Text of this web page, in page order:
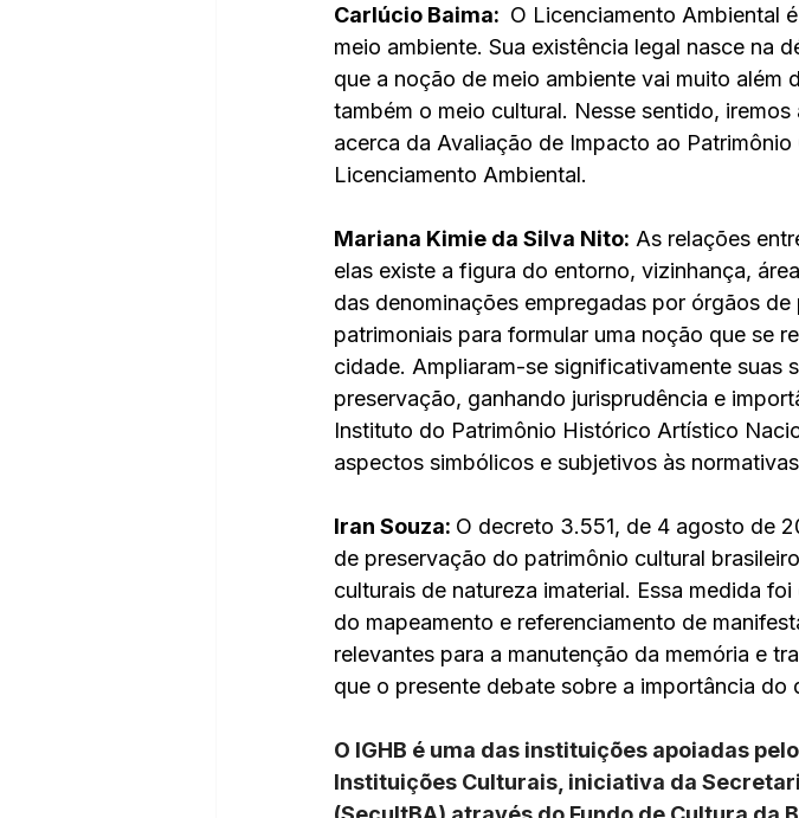
Carlúcio Baima: O Licenciamento Ambiental
meio ambiente. Sua existência legal nasce na
que a noção de meio ambiente vai muito além
também o meio cultural. Nesse sentido,
acerca da Avaliação de Impacto ao
Licenciamento Ambiental.
Mariana Kimie da Silva Nito: As relações
elas existe a figura do entorno, vizinhança,
das denominações empregadas por órgãos
patrimoniais para formular uma noção que se
cidade. Ampliaram-se significativamente suas
preservação, ganhando jurisprudência e
Instituto do Patrimônio Histórico Artístico
aspectos simbólicos e subjetivos às
Iran Souza: O decreto 3.551, de 4 agosto de
de preservação do patrimônio cultural
culturais de natureza imaterial. Essa medida
do mapeamento e referenciamento de
relevantes para a manutenção da memória e
que o presente debate sobre a importância do
O IGHB é uma das instituições apoiadas
Instituições Culturais, iniciativa da